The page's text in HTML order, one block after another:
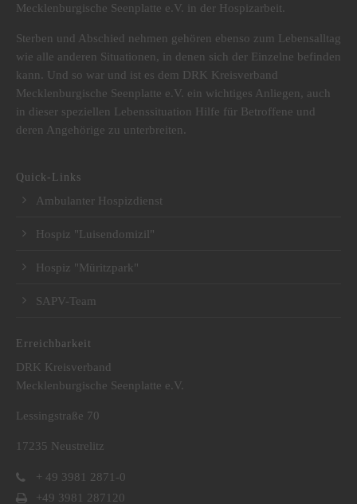
Mecklenburgische Seenplatte e.V. in der Hospizarbeit.
Sterben und Abschied nehmen gehören ebenso zum Lebensalltag
wie alle anderen Situationen, in denen sich der Einzelne befinden
kann. Und so war und ist es dem DRK Kreisverband
Mecklenburgische Seenplatte e.V. ein wichtiges Anliegen, auch
in dieser speziellen Lebenssituation Hilfe für Betroffene und
deren Angehörige zu unterbreiten.
Quick-Links
Ambulanter Hospizdienst
Hospiz "Luisendomizil"
Hospiz "Müritzpark"
SAPV-Team
Erreichbarkeit
DRK Kreisverband
Mecklenburgische Seenplatte e.V.
Lessingstraße 70
17235 Neustrelitz
+ 49 3981 2871-0
+49 3981 287120